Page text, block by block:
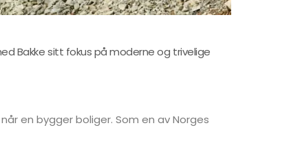
Bakke sitt fokus på moderne og trivelige
en bygger boliger. Som en av Norges